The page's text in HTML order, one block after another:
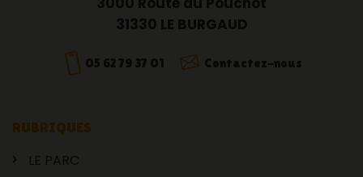
31330 LE BURGAUD
05 62 79 37 01 Contactez-nous
RUBRIQUES
LE PARC